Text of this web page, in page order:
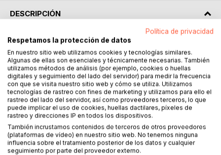
DESCRIPCIÓN
Alsacia apenas tiene 8.000 km2, es el departamento más
pequeño de la Francia continental. Tal vez por ello y por su
monotonía orográfica (un gran llano solo roto por las
modestas cumbres de los Vosgos), el país es muy
homogéneo, con una economía volcada en la vinicultura, la
industria y el turismo. Su deliciosa arquitectura, escapada
de un cuento de los hermanos Grimm, se mantiene intacta.
Su idioma, una variante del alemán, permanece vivo en las
calles y en las escuelas. Sus castillos, herencia de cuando
los recelos con los vecinos eran la norma, están bien
conservados.
Política de privacidad
Respetamos la protección de datos
En nuestro sitio web utilizamos cookies y tecnologías similares.
Algunas de ellas son esenciales y técnicamente necesarias. También
utilizamos métodos de análisis (por ejemplo, cookies o huellas
digitales y seguimiento del lado del servidor) para medir la frecuencia
con que se visita nuestro sitio web y cómo se utiliza. Utilizamos
tecnologías de rastreo con fines de marketing y utilizamos para ello el
rastreo del lado del servidor, así como proveedores terceros, lo que
puede implicar el uso de cookies, huellas dactilares, píxeles de
rastreo y direcciones IP en todos los dispositivos.
También incrustamos contenidos de terceros de otros proveedores
(plataformas de vídeo) en nuestro sitio web. No tenemos ninguna
influencia sobre el tratamiento posterior de los datos y cualquier
seguimiento por parte del proveedor externo.